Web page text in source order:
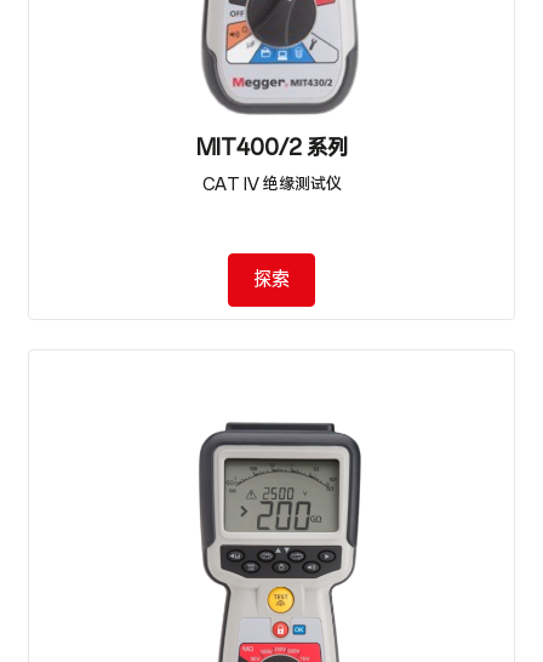
MIT400/2 系列
CAT IV 绝缘测试仪
探索